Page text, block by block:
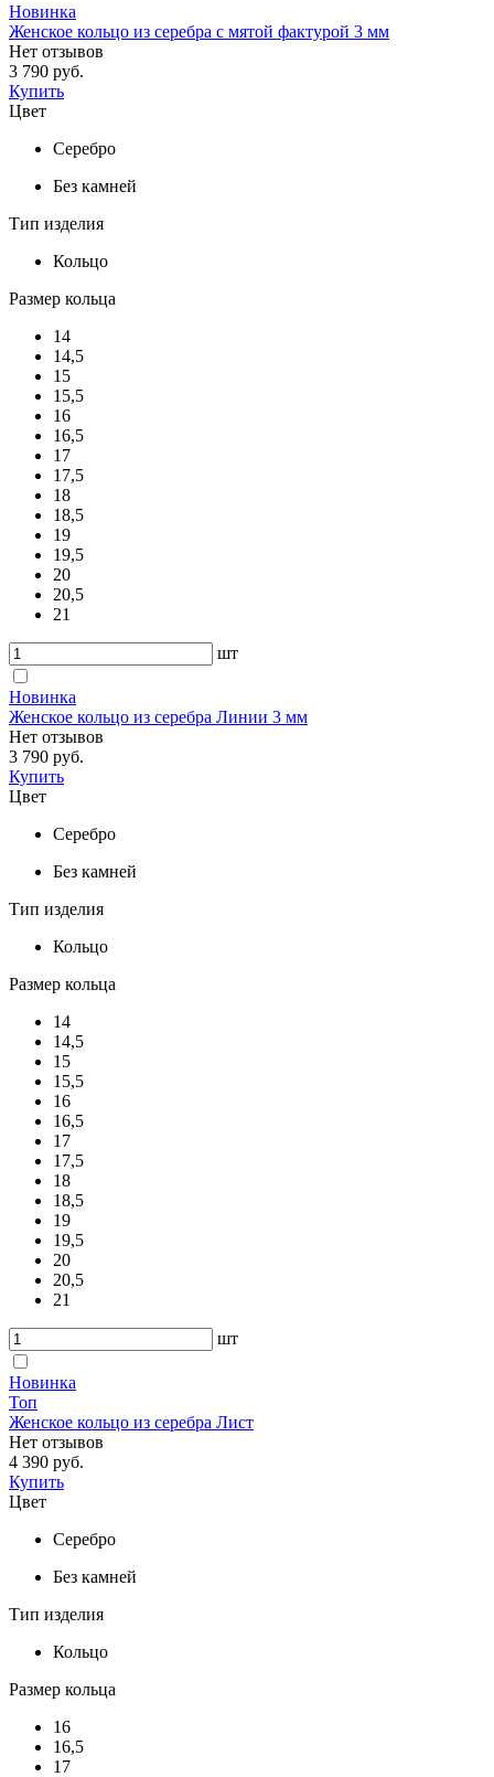
Новинка
Женское кольцо из серебра с мятой фактурой 3 мм
Нет отзывов
3 790 руб.
Купить
Цвет
Серебро
Без камней
Тип изделия
Кольцо
Размер кольца
14
14,5
15
15,5
16
16,5
17
17,5
18
18,5
19
19,5
20
20,5
21
шт
Новинка
Женское кольцо из серебра Линии 3 мм
Нет отзывов
3 790 руб.
Купить
Цвет
Серебро
Без камней
Тип изделия
Кольцо
Размер кольца
14
14,5
15
15,5
16
16,5
17
17,5
18
18,5
19
19,5
20
20,5
21
шт
Новинка
Топ
Женское кольцо из серебра Лист
Нет отзывов
4 390 руб.
Купить
Цвет
Серебро
Без камней
Тип изделия
Кольцо
Размер кольца
16
16,5
17